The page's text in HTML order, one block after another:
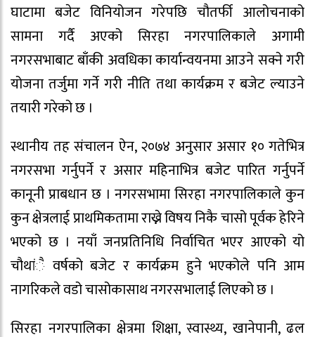
घाटामा बजेट विनियोजन गरेपछि चौतर्फी आलोचनाको
सामना गर्दै अएको सिरहा नगरपालिकाले अगामी
नगरसभाबाट बाँकी अवधिका कार्यान्वयनमा आउने सक्ने गरी
योजना तर्जुमा गर्ने गरी नीति तथा कार्यक्रम र बजेट ल्याउने
तयारी गरेको छ ।
स्थानीय तह संचालन ऐन, २०७४ अनुसार असार १० गतेभित्र
नगरसभा गर्नुपर्ने र असार महिनाभित्र बजेट पारित गर्नुपर्ने
कानूनी प्राबधान छ । नगरसभामा सिरहा नगरपालिकाले कुन
कुन क्षेत्रलाई प्राथमिकतामा राख्ने विषय निकै चासो पूर्वक हेरिने
भएको छ । नयाँ जनप्रतिनिधि निर्वाचित भएर आएको यो
चौथांै वर्षको बजेट र कार्यक्रम हुने भएकोले पनि आम
नागरिकले वडो चासोकासाथ नगरसभालाई लिएको छ ।
सिरहा नगरपालिका क्षेत्रमा शिक्षा, स्वास्थ्य, खानेपानी, ढल